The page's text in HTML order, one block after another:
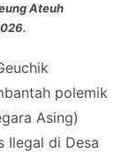
Ateuh
polemik
Asing)
Ilegal di Desa